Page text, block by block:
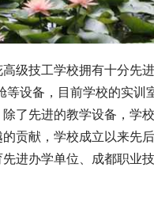
级技工学校拥有十分先
设备，目前学校的实训
了先进的教学设备，学
贡献，学校成立以来先
进办学单位、成都职业